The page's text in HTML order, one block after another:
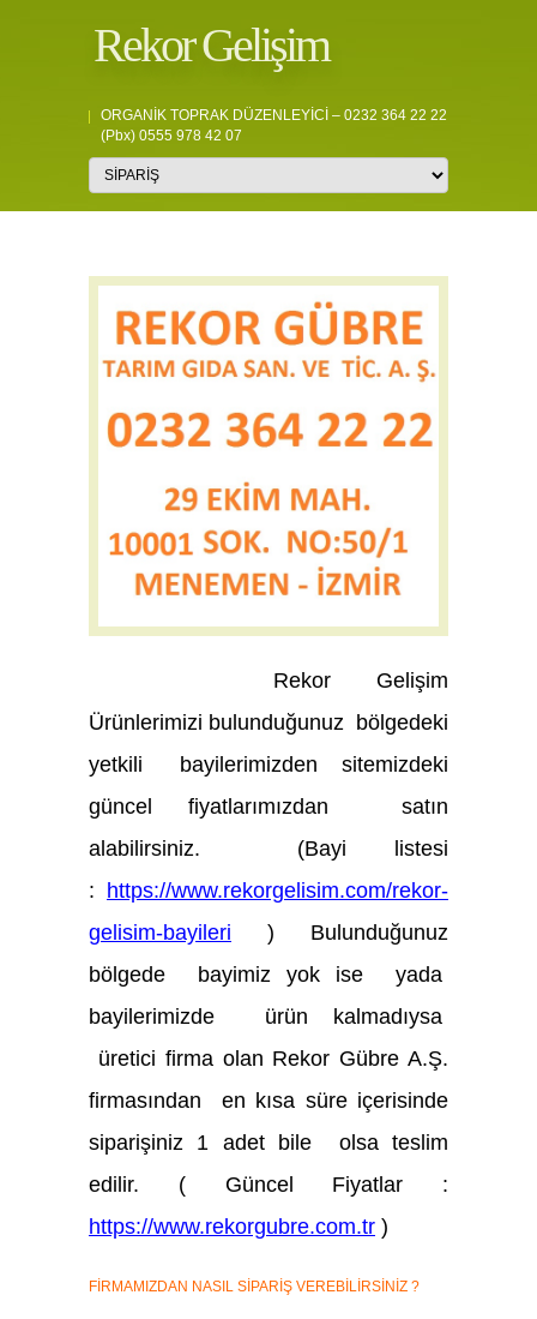
Rekor Gelişim
ORGANİK TOPRAK DÜZENLEYİCİ – 0232 364 22 22
(pbx) 0555 978 42 07
Rekor Gelişim
Ürünlerimizi bulunduğunuz bölgedeki
yetkili bayilerimizden sitemizdeki
güncel fiyatlarımızdan satın
alabilirsiniz. (Bayi listesi
: https://www.rekorgelisim.com/rekor-
gelisim-bayileri
) Bulunduğunuz
bölgede bayimiz yok ise yada
bayilerimizde ürün kalmadıysa
üretici firma olan Rekor Gübre A.Ş.
firmasından en kısa süre içerisinde
siparişiniz 1 adet bile olsa teslim
edilir. ( Güncel Fiyatlar :
https://www.rekorgubre.com.tr )
FİRMAMIZDAN NASIL SİPARİŞ VEREBİLİRSİNİZ ?